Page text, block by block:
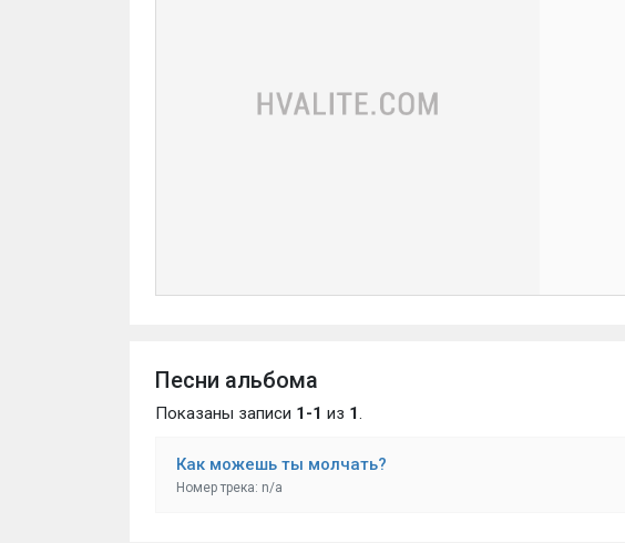
Песни альбома
Показаны записи 1-1 из 1.
Как можешь ты молчать?
Номер трека: n/a